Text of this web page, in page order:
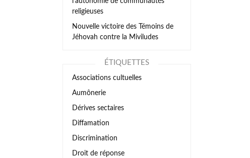
religieuses
Nouvelle victoire des Témoins de
Jéhovah contre la Miviludes
ÉTIQUETTES
Associations cultuelles
Aumônerie
Dérives sectaires
Diffamation
Discrimination
Droit de réponse